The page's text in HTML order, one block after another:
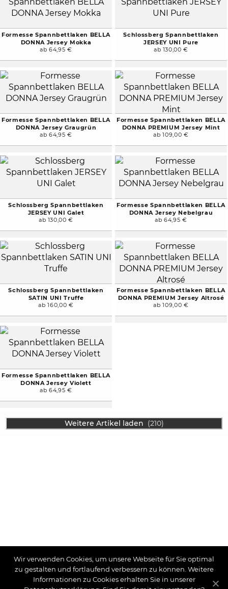
Formesse Spannbettlaken BELLA
DONNA Jersey Mokka
ab 64,95 €
Schlossberg Spannbettlaken
JERSEY UNI Pure
ab 130,00 €
Formesse Spannbettlaken BELLA
DONNA Jersey Graugrün
ab 64,95 €
Formesse Spannbettlaken BELLA
DONNA PREMIUM Jersey Mint
ab 109,00 €
Schlossberg Spannbettlaken
JERSEY UNI Galet
ab 130,00 €
Formesse Spannbettlaken BELLA
DONNA Jersey Nebelgrau
ab 64,95 €
Schlossberg Spannbettlaken
SATIN UNI Truffe
ab 160,00 €
Formesse Spannbettlaken BELLA
DONNA PREMIUM Jersey Altrosé
ab 109,00 €
Formesse Spannbettlaken BELLA
DONNA Jersey Violett
ab 64,95 €
Weitere Artikel laden (210)
Wir verwenden Cookies, um unsere Webseite für Sie optimal
zu gestalten und fortlaufend verbessern zu können. Weitere
Informationen zu Cookies erhalten Sie in unserer